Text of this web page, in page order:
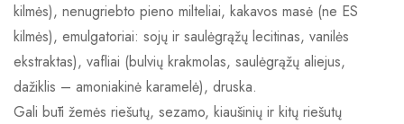
kilmės), nenugriebto pieno milteliai, kakavos masė (ne ES
kilmės), emulgatoriai: sojų ir saulėgrąžų lecitinas, vanilės
ekstraktas), vafliai (bulvių krakmolas, saulėgrąžų aliejus,
dažiklis – amoniakinė karamelė), druska.
Gali būti žemės riešutų, sezamo, kiaušinių ir kitų riešutų